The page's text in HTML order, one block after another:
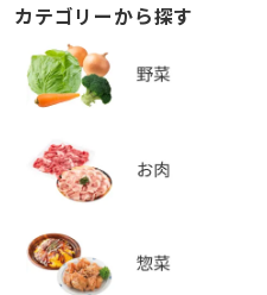
カテゴリーから探す